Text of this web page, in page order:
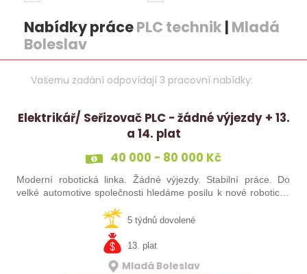
Nabídky prácePLC technik | Mladá
Boleslav
Vašemu zadání odpovídají 3 pracovní nabídky:
Elektrikář/ Seřizovač PLC - žádné výjezdy + 13.
a 14. plat
40 000 - 80 000 Kč
Moderní robotická linka. Žádné výjezdy. Stabilní práce. Do
velké automotive společnosti hledáme posilu k nové robotické
lince. Hledáme šikovného elektrikáře nebo seřizovače, kterého
5 týdnů dovolené
13. plat
Mladá Boleslav